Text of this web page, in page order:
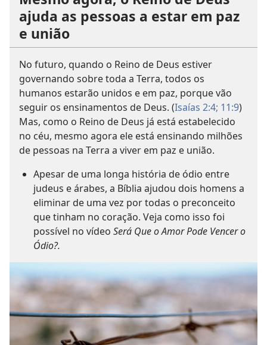
ajuda as pessoas a estar em paz
e união
No futuro, quando o Reino de Deus estiver
governando sobre toda a Terra, todos os
humanos estarão unidos e em paz, porque vão
seguir os ensinamentos de Deus. (Isaías 2:4; 11:9)
Mas, como o Reino de Deus já está estabelecido
no céu, mesmo agora ele está ensinando milhões
de pessoas na Terra a viver em paz e união.
Apesar de uma longa história de ódio entre
judeus e árabes, a Bíblia ajudou dois homens a
eliminar de uma vez por todas o preconceito
que tinham no coração. Veja como isso foi
possível no vídeo Será Que o Amor Pode Vencer o
Ódio?.